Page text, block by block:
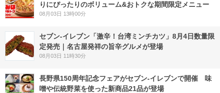
りにぴったりのボリューム&おトクな期間限定メニュー
08月03日 13時00分
セブン-イレブン「激辛！台湾ミンチカツ」8月4日数量限
定発売｜名古屋発祥の旨辛グルメが登場
08月03日 11時30分
長野県150周年記念フェアがセブン-イレブンで開催 味
噌や伝統野菜を使った新商品21品が登場